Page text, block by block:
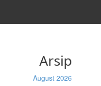
Arsip
August 2026